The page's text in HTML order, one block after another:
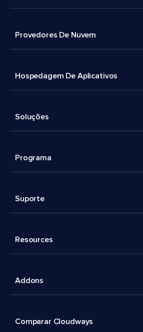
Provedores De Nuvem
Hospedagem De Aplicativos
Soluções
Programa
Suporte
Resources
Addons
Comparar Cloudways